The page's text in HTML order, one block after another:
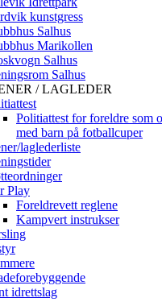
kunstgress
Salhus
Marikollen
Salhus
Salhus
/ LAGLEDER
Politiattest for foreldre som
med barn på fotballcuper
laglederliste
Play
Foreldrevett reglene
Kampvert instrukser
idrettslag